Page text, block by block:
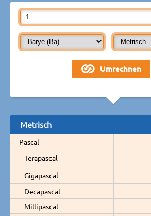
Metrisch
Pascal
Terapascal
Gigapascal
Decapascal
Millipascal